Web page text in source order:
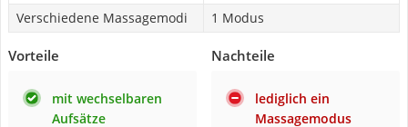
Verschiedene Massagemodi 1 Modus
Vorteile
mit wechselbaren
Aufsätze
Nachteile
lediglich ein
Massagemodus